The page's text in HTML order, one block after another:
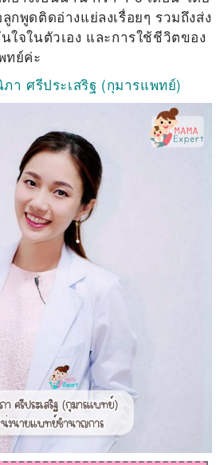
พูดติดอ่างแย่ลงเรื่อยๆ รวมถึงส่ง
ใจในตัวเอง และการใช้ชีวิตของ
ทย์ค่ะ
า ศรีประเสริฐ (กุมารแพทย์)